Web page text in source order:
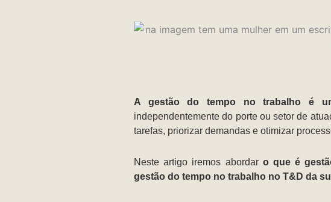
A gestão do tempo no trabalho é
independentemente do porte ou setor de
tarefas, priorizar demandas e otimizar
Neste artigo iremos abordar o que é
gestão do tempo no trabalho no T&D da